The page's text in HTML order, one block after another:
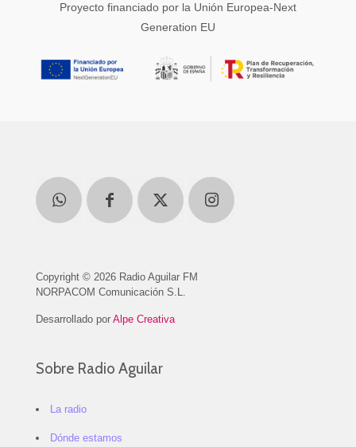
Proyecto financiado por la Unión Europea-Next
Generation EU
Copyright © 2026 Radio Aguilar FM
NORPACOM Comunicación S.L.
Desarrollado por Alpe Creativa
Sobre Radio Aguilar
La radio
Dónde estamos